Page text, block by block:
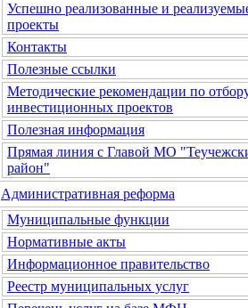
Успешно реализованные и
проекты
Контакты
Полезные ссылки
Методические рекомендации по
инвестиционных проектов
Полезная информация
Прямая линия с Главой МО
район"
Административная реформа
Муниципальные функции
Нормативные акты
Информационное правительство
Реестр муниципальных услуг